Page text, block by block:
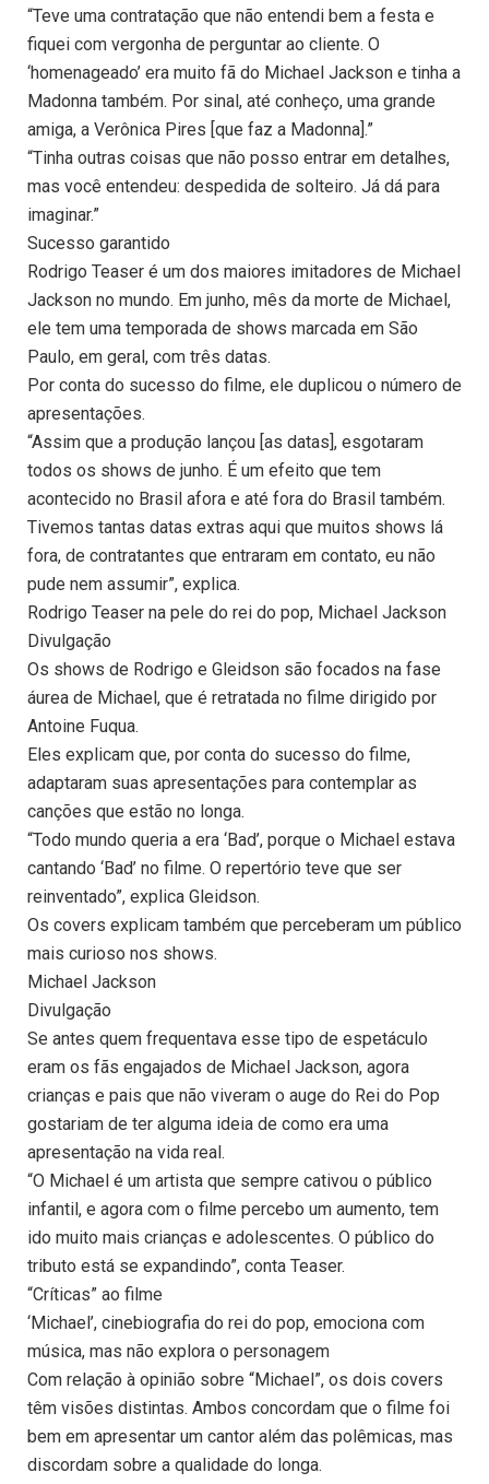
“Teve uma contratação que não entendi bem a festa e
fiquei com vergonha de perguntar ao cliente. O
‘homenageado’ era muito fã do Michael Jackson e tinha a
Madonna também. Por sinal, até conheço, uma grande
amiga, a Verônica Pires [que faz a Madonna].”
“Tinha outras coisas que não posso entrar em detalhes,
mas você entendeu: despedida de solteiro. Já dá para
imaginar.”
Sucesso garantido
Rodrigo Teaser é um dos maiores imitadores de Michael
Jackson no mundo. Em junho, mês da morte de Michael,
ele tem uma temporada de shows marcada em São
Paulo, em geral, com três datas.
Por conta do sucesso do filme, ele duplicou o número de
apresentações.
“Assim que a produção lançou [as datas], esgotaram
todos os shows de junho. É um efeito que tem
acontecido no Brasil afora e até fora do Brasil também.
Tivemos tantas datas extras aqui que muitos shows lá
fora, de contratantes que entraram em contato, eu não
pude nem assumir”, explica.
Rodrigo Teaser na pele do rei do pop, Michael Jackson
Divulgação
Os shows de Rodrigo e Gleidson são focados na fase
áurea de Michael, que é retratada no filme dirigido por
Antoine Fuqua.
Eles explicam que, por conta do sucesso do filme,
adaptaram suas apresentações para contemplar as
canções que estão no longa.
“Todo mundo queria a era ‘Bad’, porque o Michael estava
cantando ‘Bad’ no filme. O repertório teve que ser
reinventado”, explica Gleidson.
Os covers explicam também que perceberam um público
mais curioso nos shows.
Michael Jackson
Divulgação
Se antes quem frequentava esse tipo de espetáculo
eram os fãs engajados de Michael Jackson, agora
crianças e pais que não viveram o auge do Rei do Pop
gostariam de ter alguma ideia de como era uma
apresentação na vida real.
“O Michael é um artista que sempre cativou o público
infantil, e agora com o filme percebo um aumento, tem
ido muito mais crianças e adolescentes. O público do
tributo está se expandindo”, conta Teaser.
“Críticas” ao filme
‘Michael’, cinebiografia do rei do pop, emociona com
música, mas não explora o personagem
Com relação à opinião sobre “Michael”, os dois covers
têm visões distintas. Ambos concordam que o filme foi
bem em apresentar um cantor além das polêmicas, mas
discordam sobre a qualidade do longa.